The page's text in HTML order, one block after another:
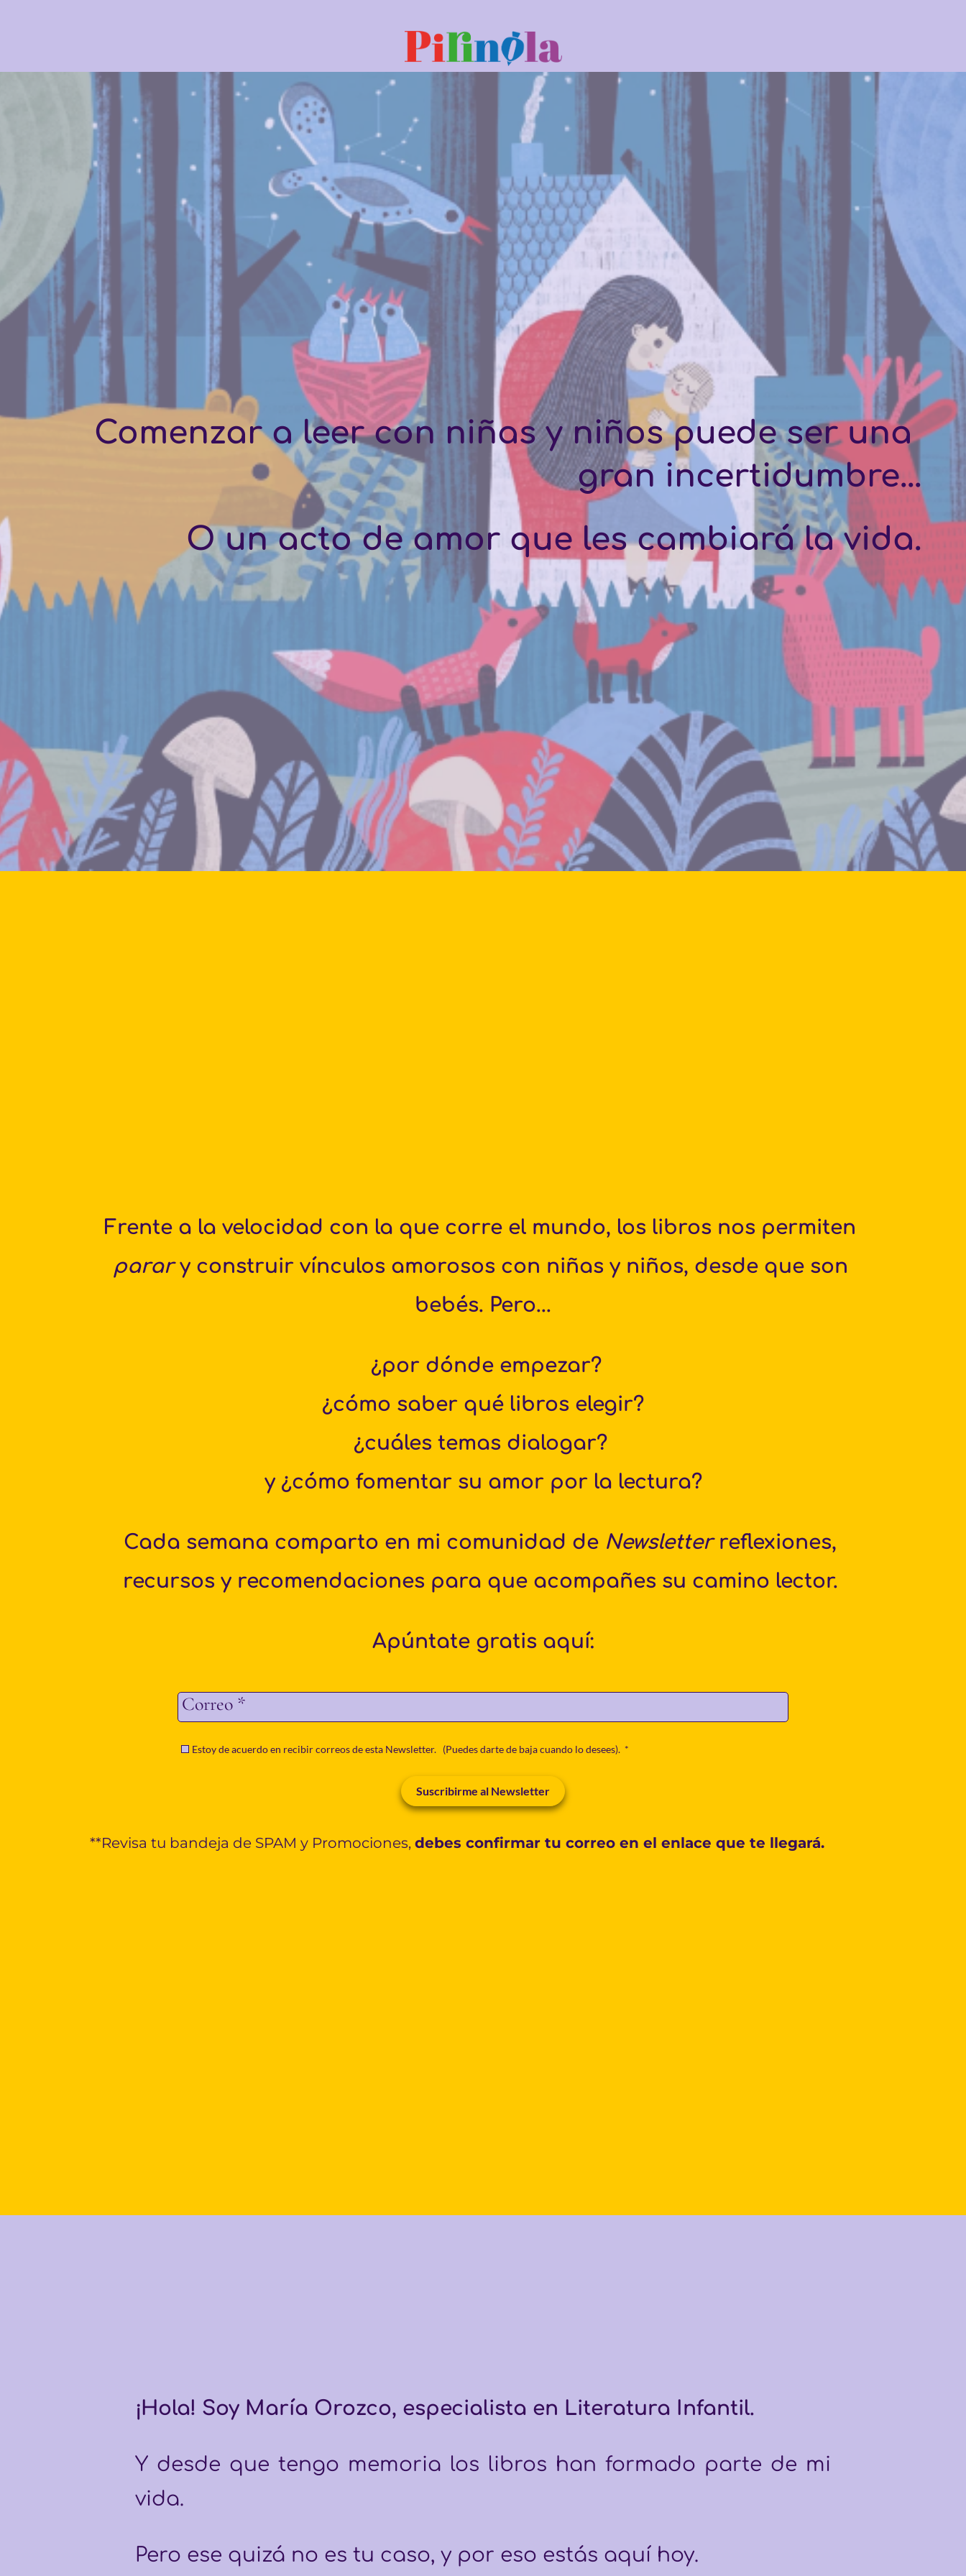
Comenzar a leer con niñas y niños puede ser una
gran incertidumbre...
O un acto de amor que les cambiará la vida.
parar y construir vínculos amorosos con niñas y niños, desde que son
bebés. Pero...
¿por dónde empezar?
¿cómo saber qué libros elegir?
¿cuáles temas dialogar?
y ¿cómo fomentar su amor por la lectura?
Cada semana comparto en mi comunidad de Newsletter reflexiones,
recursos y recomendaciones para que acompañes su camino lector.
Apúntate gratis aquí:
Correo
*
Estoy de acuerdo en recibir correos de esta Newsletter. (Puedes darte de baja cuando lo desees). *
Suscribirme al Newsletter
**Revisa tu bandeja de SPAM y Promociones, debes confirmar tu correo en el enlace que te llegará.
¡Hola! Soy María Orozco, especialista en Literatura Infantil.
Y desde que tengo memoria los libros han formado parte de mi
vida.
Pero ese quizá no es tu caso, y por eso estás aquí hoy.